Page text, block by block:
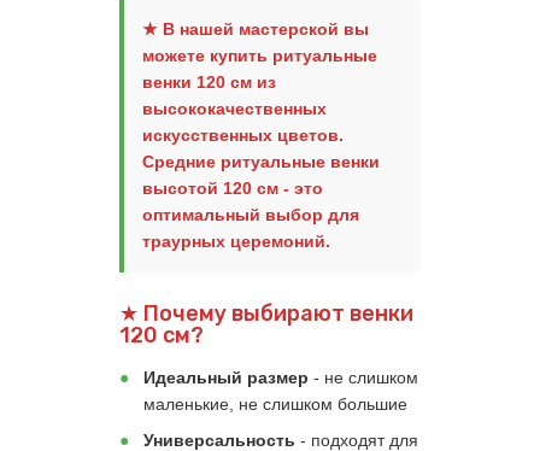
★ В нашей мастерской вы
можете купить ритуальные
венки 120 см из
высококачественных
искусственных цветов.
Средние ритуальные венки
высотой 120 см - это
оптимальный выбор для
траурных церемоний.
★ Почему выбирают венки
120 см?
● Идеальный размер - не слишком
маленькие, не слишком большие
●
Универсальность - подходят для